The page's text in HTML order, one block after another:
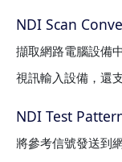
NDI Scan
擷取網路電腦設備
視訊輸入設備，還
NDI Test
將參考信號發送到